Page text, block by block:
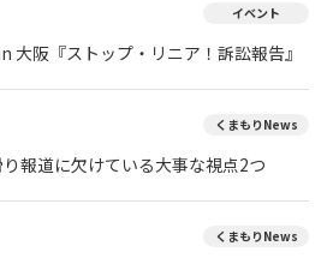
イベント
大阪『ストップ・リニア！訴訟報告』
くまもりNews
報道に欠けている大事な視点2つ
くまもりNews